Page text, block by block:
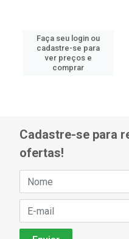
Faça seu login ou
cadastre-se para
ver preços e
comprar
Cadastre-se para
ofertas!